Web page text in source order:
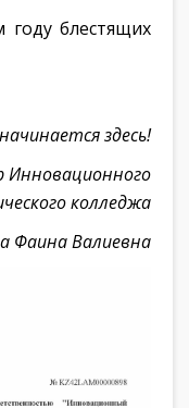
блестящих
здесь!
Инновационного
колледжа
Фаина Валиевна